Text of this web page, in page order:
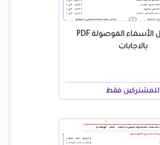
أوراق عمل الأسماء الموصولة PDF
بالاجابات
للمشتركين فقط